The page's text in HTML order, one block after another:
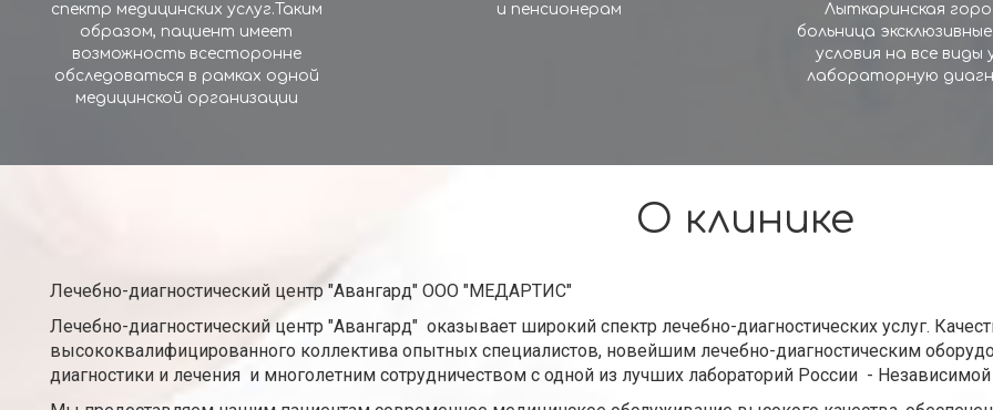
спектр медицинских услуг.Таким
образом, пациент имеет
возможность всесторонне
обследоваться в рамках одной
медицинской организации
и пенсионерам
Лыткаринская
больница
условия на все виды
лабораторную
О клинике
Лечебно-диагностический центр "Авангард" ООО "МЕДАРТИС"
Лечебно-диагностический центр "Авангард" оказывает широкий спектр лечебно-диагностических услуг.
высококвалифицированного коллектива опытных специалистов, новейшим лечебно-диагностическим
диагностики и лечения и многолетним сотрудничеством с одной из лучших лабораторий России -